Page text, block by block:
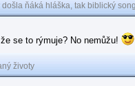
došla ňáká hláška, tak biblický
se to rýmuje? No nemůžu!
životy